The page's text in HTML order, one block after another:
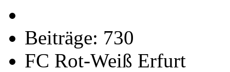
Beiträge: 730
FC Rot-Weiß Erfurt